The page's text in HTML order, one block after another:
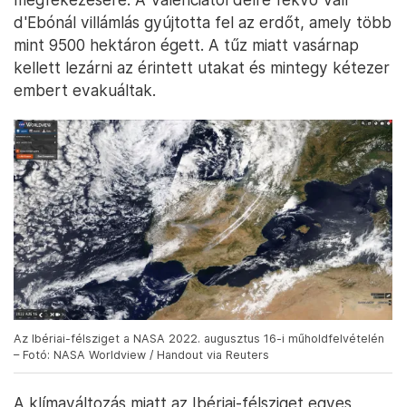
d'Ebónál villámlás gyújtotta fel az erdőt, amely több
mint 9500 hektáron égett. A tűz miatt vasárnap
kellett lezárni az érintett utakat és mintegy kétezer
embert evakuáltak.
Az Ibériai-félsziget a NASA 2022. augusztus 16-i műholdfelvételén
– Fotó: NASA Worldview / Handout via Reuters
A klímaváltozás miatt az Ibériai-félsziget egyes